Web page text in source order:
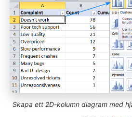
Skapa ett 2D-kolumn diagram med